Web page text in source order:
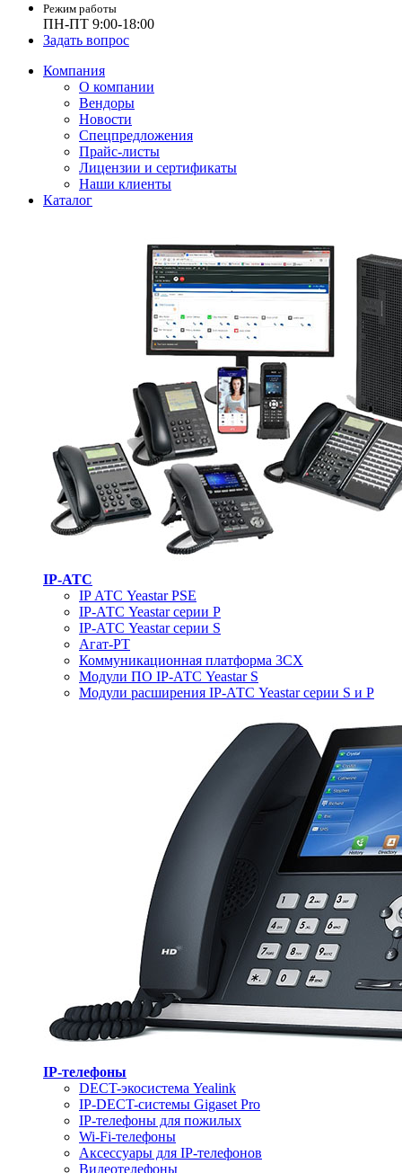
Режим работы
ПН-ПТ 9:00-18:00
Задать вопрос
Компания
О компании
Вендоры
Новости
Спецпредложения
Прайс-листы
Лицензии и сертификаты
Наши клиенты
Каталог
IP-АТС
IP АТС Yeastar PSE
IP-АТС Yeastar серии P
IP-АТС Yeastar серии S
Агат-РТ
Коммуникационная платформа 3CX
Модули ПО IP-АТС Yeastar S
Модули расширения IP-АТС Yeastar серии S и P
IP-телефоны
DECT-экосистема Yealink
IP-DECT-системы Gigaset Pro
IP-телефоны для пожилых
Wi-Fi-телефоны
Аксессуары для IP-телефонов
Видеотелефоны